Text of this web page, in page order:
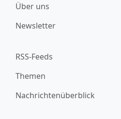
Über uns
Newsletter
RSS-Feeds
Themen
Nachrichtenüberblick